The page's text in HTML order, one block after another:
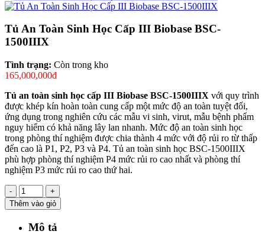
Tủ An Toàn Sinh Học Cấp III Biobase BSC-
1500IIIX
Tình trạng: Còn trong kho
165,000,000đ
Tủ an toàn sinh học cấp III Biobase BSC-1500IIIX với quy trình
được khép kín hoàn toàn cung cấp một mức độ an toàn tuyệt đối,
ứng dụng trong nghiên cứu các mẫu vi sinh, virut, mẫu bệnh phẩm
nguy hiểm có khả năng lây lan nhanh. Mức độ an toàn sinh học
trong phòng thí nghiệm được chia thành 4 mức với độ rủi ro từ thấp
đến cao là P1, P2, P3 và P4. Tủ an toàn sinh học BSC-1500IIIX
phù hợp phòng thí nghiệm P4 mức rủi ro cao nhất và phòng thí
nghiệm P3 mức rủi ro cao thứ hai.
-
+
Thêm vào giỏ
Mô tả